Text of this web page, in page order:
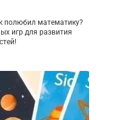
полюбил математику?
игр для развития